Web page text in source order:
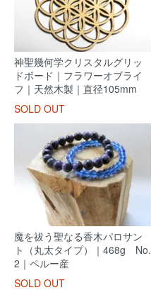
神聖幾何学クリスタルグリッ
ドボード｜フラワーオブライ
フ｜天然木製｜直径105mm
SOLD OUT
魔を祓う聖なる香木パロサン
ト（丸太タイプ）｜468g No.
2｜ペルー産
SOLD OUT